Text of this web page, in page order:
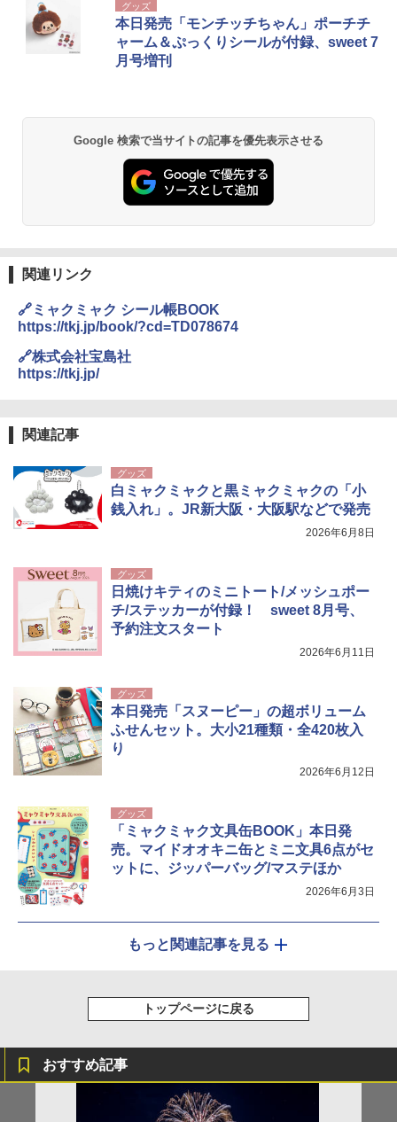
グッズ
本日発売「モンチッチちゃん」ポーチチ
ャーム＆ぷっくりシールが付録、sweet 7
月号増刊
Google 検索で当サイトの記事を優先表示させる
関連リンク
🔗ミャクミャク シール帳BOOK
https://tkj.jp/book/?cd=TD078674
🔗株式会社宝島社
https://tkj.jp/
関連記事
グッズ
白ミャクミャクと黒ミャクミャクの「小
銭入れ」。JR新大阪・大阪駅などで発売
2026年6月8日
グッズ
日焼けキティのミニトート/メッシュポー
チ/ステッカーが付録！ sweet 8月号、
予約注文スタート
2026年6月11日
グッズ
本日発売「スヌーピー」の超ボリューム
ふせんセット。大小21種類・全420枚入
り
2026年6月12日
グッズ
「ミャクミャク文具缶BOOK」本日発
売。マイドオオキニ缶とミニ文具6点がセ
ットに、ジッパーバッグ/マステほか
2026年6月3日
もっと関連記事を見る
トップページに戻る
おすすめ記事